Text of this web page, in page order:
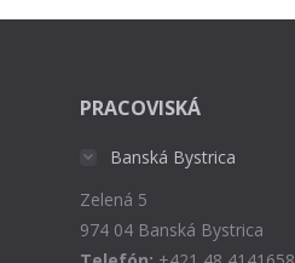
PRACOVISKÁ
Banská Bystrica
Zelená 5
974 04 Banská Bystrica